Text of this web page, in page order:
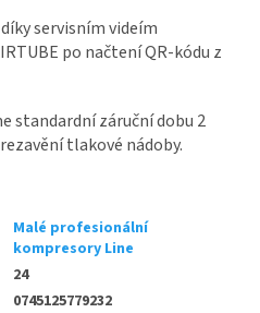
servisním videím
po načtení QR-kódu z
standardní záruční dobu 2
tlakové nádoby.
Malé profesionální
kompresory Line
24
0745125779232